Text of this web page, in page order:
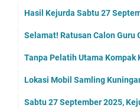
Hasil Kejurda Sabtu 27
Selamat! Ratusan Calon Guru
Tanpa Pelatih Utama Kompak
Lokasi Mobil Samling
Sabtu 27 September 2025,